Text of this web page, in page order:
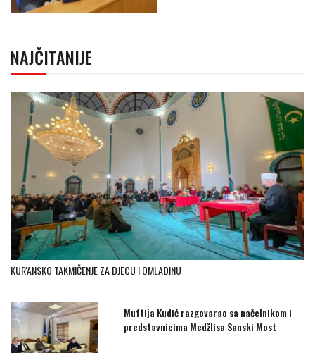
NAJČITANIJE
KUR'ANSKO TAKMIČENJE ZA DJECU I OMLADINU
Muftija Kudić razgovarao sa načelnikom i
predstavnicima Medžlisa Sanski Most